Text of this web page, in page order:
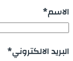
الاسم*
البريد الالكتروني*